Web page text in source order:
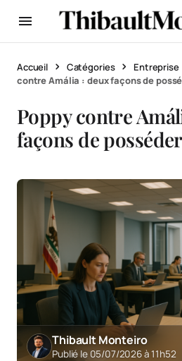
Accueil Catégories Entreprise
contre Amália : deux façons de
Poppy contre
façons de
Thibault Monteiro
Publié le 05/07/2026 à 11h52